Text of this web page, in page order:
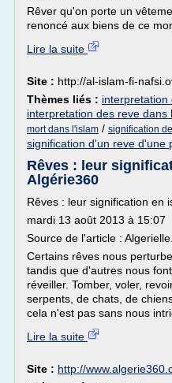
Rêver qu'on porte un
renoncé aux biens de ce
Lire la suite
Site : http://al-islam-fi-
Thèmes liés : interpretation
interpretation des reve dans
mort dans l'islam / signification
signification d'un reve d'une
Rêves : leur
Algérie360
Rêves : leur signification en
mardi 13 août 2013 à 15:07
Source de l'article :
Certains rêves nous
tandis que d'autres nous
réveiller. Tomber, voler,
serpents, de chats, de
cela n'est pas sans nous
Lire la suite
Site : http://